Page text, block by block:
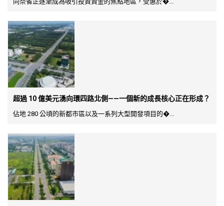
超過 10 億美元湧向環四路北側——一個新的成長核心正在形成？
佔地 280 公頃的新都市區以及一系列大型開發項目的�...